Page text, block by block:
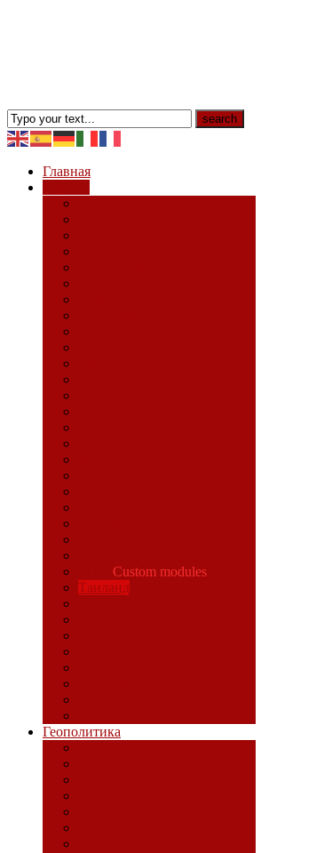
Главная
Custom modules
Таиланд
Геополитика